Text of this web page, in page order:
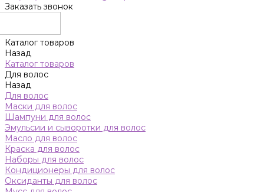
Заказать звонок
Каталог товаров
Назад
Каталог товаров
Для волос
Назад
Для волос
Маски для волос
Шампуни для волос
Эмульсии и сыворотки для волос
Масло для волос
Краска для волос
Наборы для волос
Кондиционеры для волос
Оксиданты для волос